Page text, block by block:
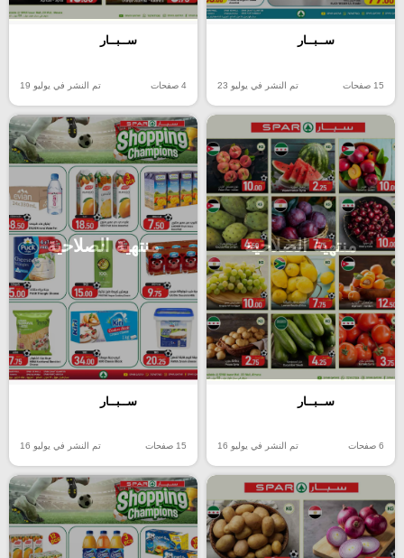
ســبــار
15 صفحات تم النشر في يوليو 23
ســبــار
4 صفحات تم النشر في يوليو 19
منتهية الصلاحية
ســبــار
6 صفحات تم النشر في يوليو 16
منتهية الصلاحية
ســبــار
15 صفحات تم النشر في يوليو 16